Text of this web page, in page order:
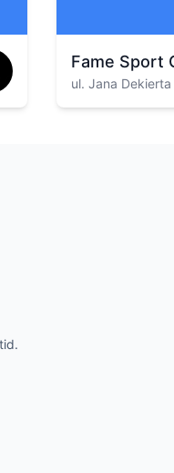
Fame Sport
ul. Jana